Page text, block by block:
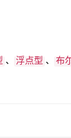
、 浮点型 、 布